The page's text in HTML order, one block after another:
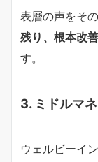
表層の声をそ
残り、根本改
す。
3. ミドルマ
ウェルビーイ